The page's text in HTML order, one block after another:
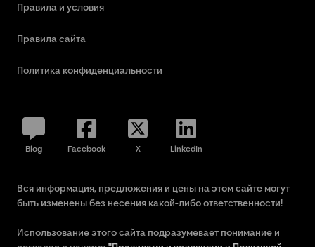
Правила и условия
Правила сайта
Политика конфиденциальности
Blog Facebook X LinkedIn
Вся информация, предложения и цены на этом сайте могут
быть изменены без несения какой-либо ответственности!
Использование этого сайта подразумевает понимание и